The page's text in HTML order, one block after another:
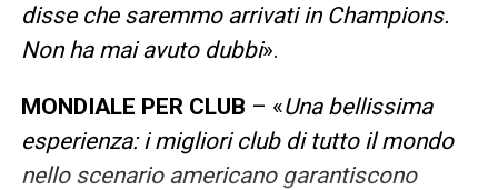
disse che saremmo arrivati in Champions.
Non ha mai avuto dubbi».
MONDIALE PER CLUB – «Una bellissima
esperienza: i migliori club di tutto il mondo
nello scenario americano garantiscono